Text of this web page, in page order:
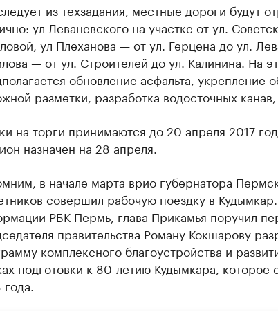
из техзадания, местные дороги будут
ул Леваневского на участке от ул.
ул Плеханова — от ул. Герцена до ул.
— от ул. Строителей до ул. Калинина. На
обновление асфальта, укрепление
разметки, разработка водосточных канав,
на торги принимаются до 20 апреля 2017
назначен на 28 апреля.
в начале марта врио губернатора
совершил рабочую поездку в
РБК Пермь, глава Прикамья поручил
правительства Роману Кокшарову
комплексного благоустройства и
подготовки к 80-летию Кудымкара, которое